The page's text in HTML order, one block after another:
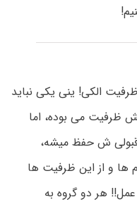
الکی! ینی یکی نباید
ظرفیت می بوده، اما
قبولی ش حفظ میشه،
ها و از این ظرفیت ها
هر دو گروه به